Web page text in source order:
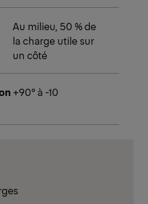
Au milieu, 50 % de
la charge utile sur
un côté
+90° à -10